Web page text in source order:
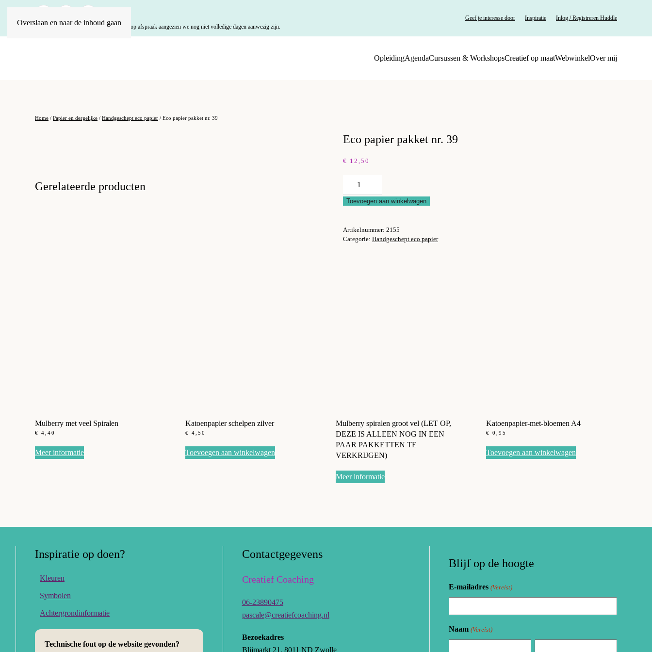
Overslaan en naar de inhoud gaan
U kunt uw bestelling plaatsen en ophalen op afspraak aangezien we nog niet volledige dagen aanwezig zijn.
Geef je interesse door Inspiratie Inlog / Registreren Huddle
OpleidingAgendaCursussen & WorkshopsCreatief op maatWebwinkelOver mij
Home / Papier en dergelijke / Handgeschept eco papier / Eco papier pakket nr. 39
Eco papier pakket nr. 39
€ 12,50
papier
pakket
39
aantal
Toevoegen aan winkelwagen
Artikelnummer: 2155
Categorie: Handgeschept eco papier
Gerelateerde producten
Mulberry met veel Spiralen
€ 4,40
Meer informatie
Katoenpapier schelpen zilver
€ 4,50
Toevoegen aan winkelwagen
Mulberry spiralen groot vel (LET OP,
DEZE IS ALLEEN NOG IN EEN
PAAR PAKKETTEN TE
VERKRIJGEN)
Meer informatie
Katoenpapier-met-bloemen A4
€ 0,95
Toevoegen aan winkelwagen
Inspiratie op doen?
Kleuren
Symbolen
Achtergrondinformatie
Technische fout op de website gevonden?
Contactgegevens
Creatief Coaching
06-23890475
pascale@creatiefcoaching.nl
Bezoekadres
Blijmarkt 21, 8011 ND Zwolle
Blijf op de hoogte
E-mailadres (Vereist)
Naam (Vereist)